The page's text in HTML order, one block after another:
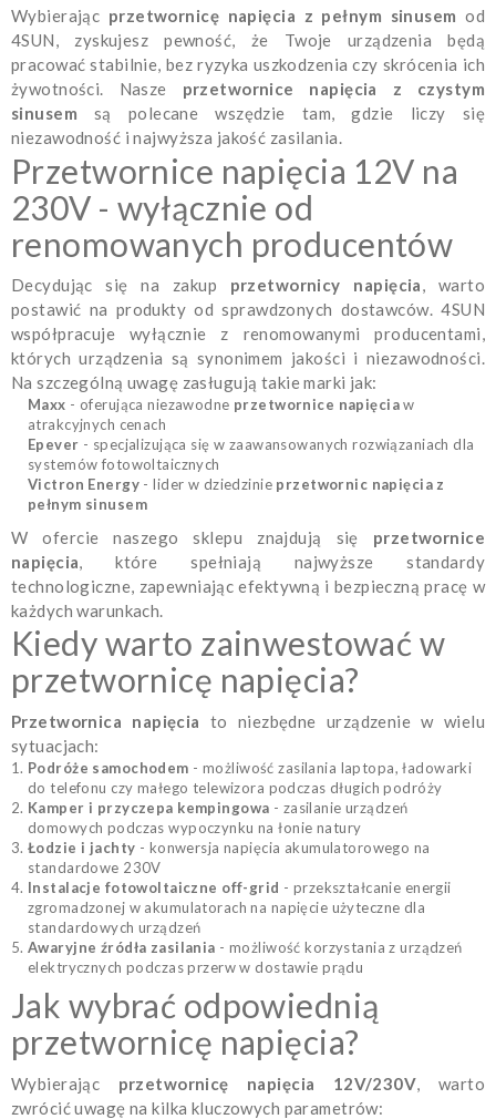
Wybierając przetwornicę napięcia z pełnym sinusem od
4SUN, zyskujesz pewność, że Twoje urządzenia będą
pracować stabilnie, bez ryzyka uszkodzenia czy skrócenia ich
żywotności. Nasze przetwornice napięcia z czystym
sinusem są polecane wszędzie tam, gdzie liczy się
niezawodność i najwyższa jakość zasilania.
Przetwornice napięcia 12V na
230V - wyłącznie od
renomowanych producentów
Decydując się na zakup przetwornicy napięcia, warto
postawić na produkty od sprawdzonych dostawców. 4SUN
współpracuje wyłącznie z renomowanymi producentami,
których urządzenia są synonimem jakości i niezawodności.
Na szczególną uwagę zasługują takie marki jak:
Maxx - oferująca niezawodne przetwornice napięciaw
atrakcyjnych cenach
Epever - specjalizująca się w zaawansowanych rozwiązaniach dla
systemów fotowoltaicznych
Victron Energy - lider w dziedzinie przetwornic napięcia z
pełnym sinusem
W ofercie naszego sklepu znajdują się przetwornice
napięcia , które spełniają najwyższe standardy
technologiczne, zapewniając efektywną i bezpieczną pracę w
każdych warunkach.
Kiedy warto zainwestować w
przetwornicę napięcia?
Przetwornica napięcia to niezbędne urządzenie w wielu
sytuacjach:
Podróże samochodem - możliwość zasilania laptopa, ładowarki
do telefonu czy małego telewizora podczas długich podróży
Kamper i przyczepa kempingowa - zasilanie urządzeń
domowych podczas wypoczynku na łonie natury
Łodzie i jachty - konwersja napięcia akumulatorowego na
standardowe 230V
Instalacje fotowoltaiczne off-grid - przekształcanie energii
zgromadzonej w akumulatorach na napięcie użyteczne dla
standardowych urządzeń
Awaryjne źródła zasilania - możliwość korzystania z urządzeń
elektrycznych podczas przerw w dostawie prądu
Jak wybrać odpowiednią
przetwornicę napięcia?
Wybierając przetwornicę napięcia 12V/230V , warto
zwrócić uwagę na kilka kluczowych parametrów: